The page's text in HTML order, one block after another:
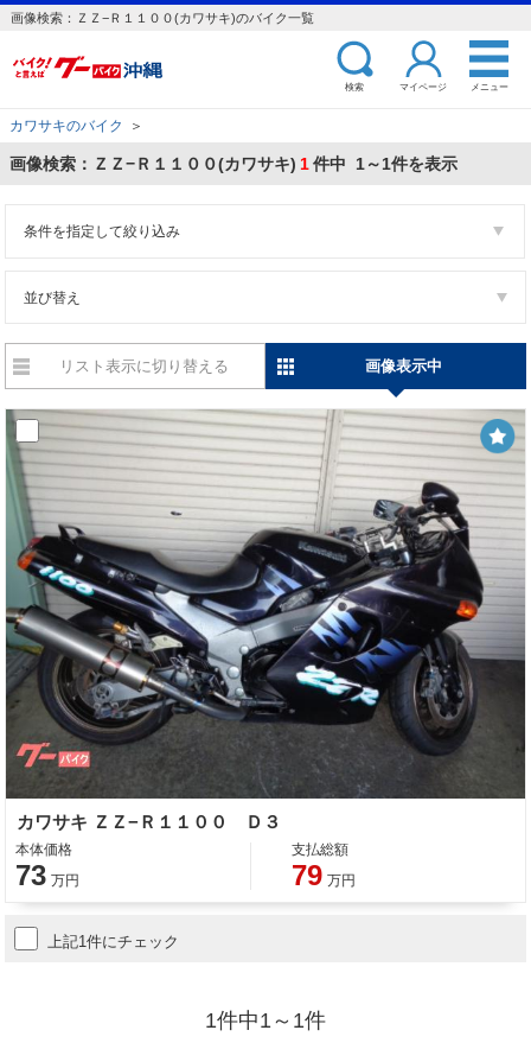
画像検索：ＺＺ−Ｒ１１００(カワサキ)のバイク一覧
検索 マイページ メニュー
カワサキのバイク ＞
画像検索：ＺＺ−Ｒ１１００(カワサキ) 1件中 1～1件を表示
条件を指定して絞り込み
並び替え
リスト表示に切り替える 画像表示中
カワサキ ＺＺ−Ｒ１１００ Ｄ３
本体価格
73 万円
支払総額
79 万円
上記1件にチェック
1件中1～1件